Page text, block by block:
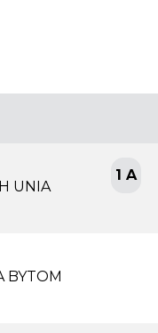
UNIA
1 A
BYTOM